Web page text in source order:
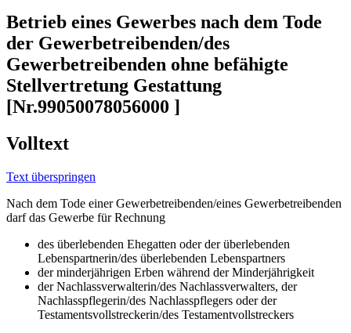
Betrieb eines Gewerbes nach dem Tode
der Gewerbetreibenden/des
Gewerbetreibenden ohne befähigte
Stellvertretung Gestattung
[Nr.99050078056000 ]
Volltext
Text überspringen
Nach dem Tode einer Gewerbetreibenden/eines Gewerbetreibenden
darf das Gewerbe für Rechnung
des überlebenden Ehegatten oder der überlebenden
Lebenspartnerin/des überlebenden Lebenspartners
der minderjährigen Erben während der Minderjährigkeit
der Nachlassverwalterin/des Nachlassverwalters, der
Nachlasspflegerin/des Nachlasspflegers oder der
Testamentsvollstreckerin/des Testamentvollstreckers